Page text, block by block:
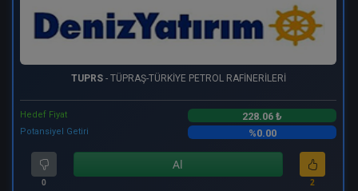
TUPRS- TÜPRAŞ-TÜRKİYE PETROL RAFİNERİLERİ
Hedef Fiyat 228.06 ₺
Potansiyel Getiri %0.00
0
Al
2